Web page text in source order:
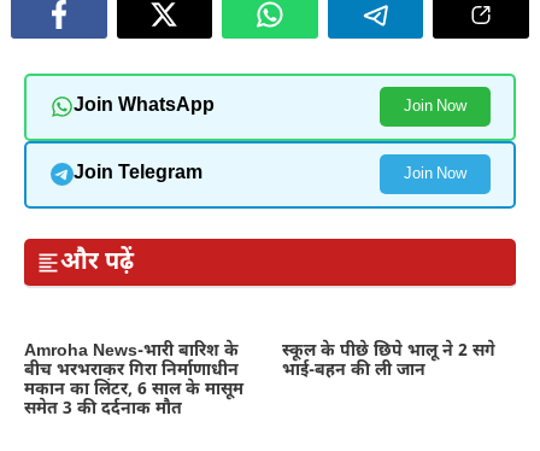
Join WhatsApp Join Now
Join Telegram Join Now
और पढ़ें
Amroha News-भारी बारिश के
बीच भरभराकर गिरा निर्माणाधीन
मकान का लिंटर, 6 साल के मासूम
समेत 3 की दर्दनाक मौत
स्कूल के पीछे छिपे भालू ने 2 सगे
भाई-बहन की ली जान